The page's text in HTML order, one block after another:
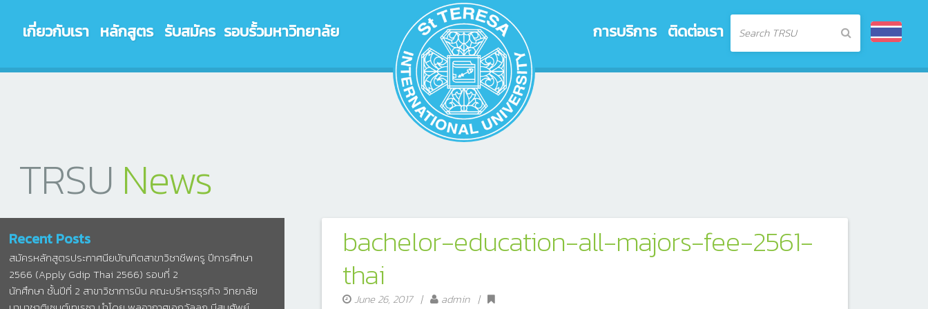
เกี่ยวกับเรา หลักสูตร รับสมัคร รอบรั้วมหาวิทยาลัย การบริการ ติดต่อเรา
TRSU News
Recent Posts
สมัครหลักสูตรประกาศนียบัณทิตสาขาวิชาชีพครู ปีการศีกษา
2566 (Apply Gdip Thai 2566) รอบที่ 2
นักศึกษา ชั้นปีที่ 2 สาขาวิชาการบิน คณะบริหารธุรกิจ วิทยาลัย
bachelor-education-all-majors-fee-2561-
thai
June 26, 2017|
admin |